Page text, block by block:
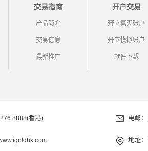
交易指南
产品简介
交易信息
最新推广
开户交易
开立真实账户
开立模拟账户
软件下载
8888(香港) 电邮：
地址：